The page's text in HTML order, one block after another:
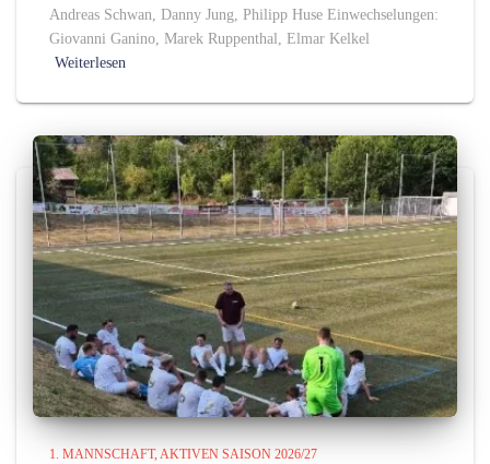
Andreas Schwan, Danny Jung, Philipp Huse Einwechselungen:
Giovanni Ganino, Marek Ruppenthal, Elmar Kelkel
Weiterlesen
1. MANNSCHAFT AKTIVEN SAISON 2026/27